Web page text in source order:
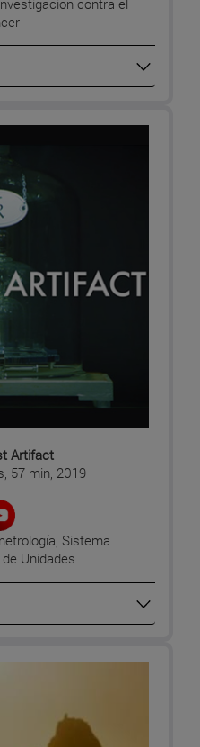
Artifact
57 min, 2019
Sistema
Unidades